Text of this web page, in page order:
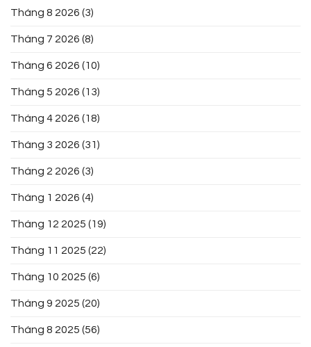
Tháng 8 2026 (3)
Tháng 7 2026 (8)
Tháng 6 2026 (10)
Tháng 5 2026 (13)
Tháng 4 2026 (18)
Tháng 3 2026 (31)
Tháng 2 2026 (3)
Tháng 1 2026 (4)
Tháng 12 2025 (19)
Tháng 11 2025 (22)
Tháng 10 2025 (6)
Tháng 9 2025 (20)
Tháng 8 2025 (56)